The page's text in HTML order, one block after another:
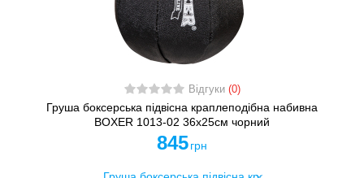
Відгуки (0)
Груша боксерська підвісна краплеподібна набивна
BOXER 1013-02 36x25см чорний
845 грн